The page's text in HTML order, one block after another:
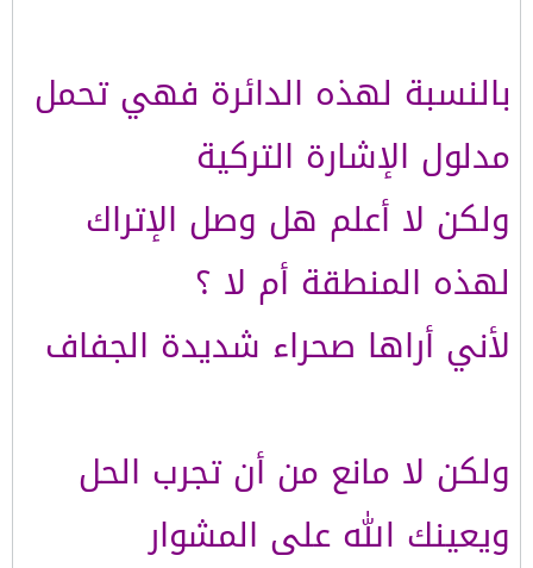
بالنسبة لهذه الدائرة فهي تحمل
مدلول الإشارة التركية
ولكن لا أعلم هل وصل الإتراك
لهذه المنطقة أم لا ؟
لأني أراها صحراء شديدة الجفاف
ولكن لا مانع من أن تجرب الحل
ويعينك الله على المشوار